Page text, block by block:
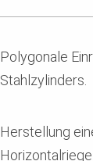
Polygonale
Stahlzylinders.
Herstellung